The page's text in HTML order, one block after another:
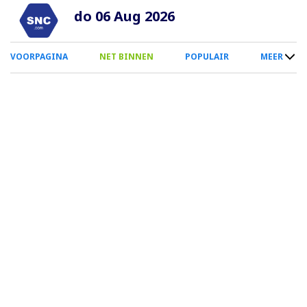
Overslaan
naar
inhoud
do 06 Aug 2026
0
Smartphone
VOORPAGINA NET BINNEN POPULAIR MEER